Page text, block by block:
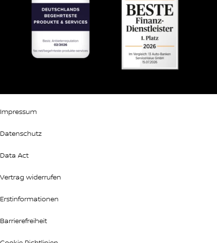
Impressum
Datenschutz
Data Act
Vertrag widerrufen
Erstinformationen
Barrierefreiheit